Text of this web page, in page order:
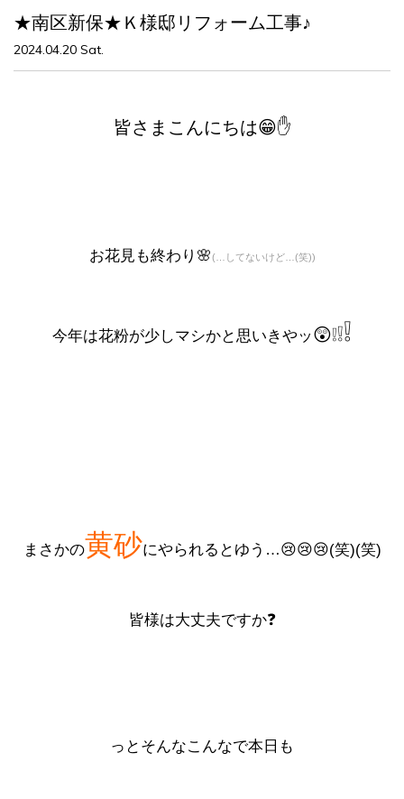
★南区新保★Ｋ様邸リフォーム工事♪
2024.04.20 Sat.
皆さまこんにちは😁✋
お花見も終わり🌸(…してないけど…(笑))
今年は花粉が少しマシかと思いきやッ 😲❕❕❕
まさかの黄砂にやられるとゆう…😢😢😢(笑)(笑)
皆様は大丈夫ですか❓
っとそんなこんなで本日も